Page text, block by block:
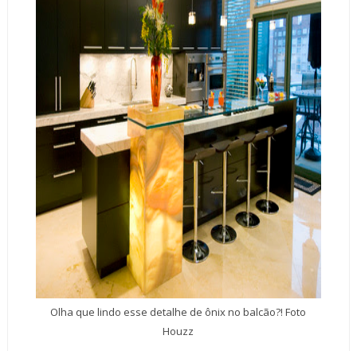
Olha que lindo esse detalhe de ônix no balcão?! Foto
Houzz